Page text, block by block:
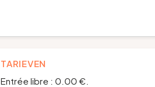
TARIEVEN
Entrée libre : 0.00 €.